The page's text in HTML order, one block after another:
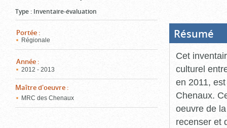
Type : Inventaire-évaluation
Portée :
Régionale
Année :
2012 - 2013
Maître d'oeuvre :
MRC des Chenaux
Résumé
Cet
culturel
en 2011,
Chenaux.
oeuvre de
recenser et